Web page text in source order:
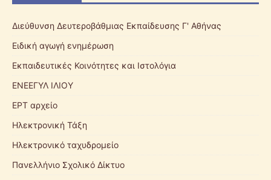
Διεύθυνση Δευτεροβάθμιας Εκπαίδευσης Γ' Αθήνας
Ειδική αγωγή ενημέρωση
Εκπαιδευτικές Κοινότητες και Ιστολόγια
ΕΝΕΕΓΥΛ ΙΛΙΟΥ
ΕΡΤ αρχείο
Ηλεκτρονική Τάξη
Ηλεκτρονικό ταχυδρομείο
Πανελλήνιο Σχολικό Δίκτυο